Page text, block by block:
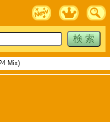
Mix)